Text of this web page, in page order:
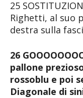
25
Righetti, al suo
destra sulla
26
pallone
rossoblu e poi
Diagonale di